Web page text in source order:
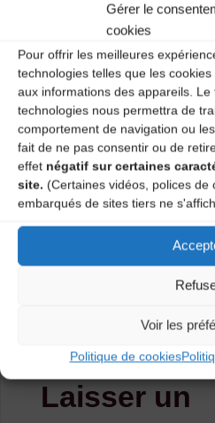
Gérer le
cookies
Pour offrir les meilleures
technologies telles que les
aux informations des appareils.
technologies nous permettra de
comportement de navigation ou
fait de ne pas consentir ou de
effet négatif sur certaines
site. (Certaines vidéos, polices
embarqués de sites tiers ne
Voir les
Politique de cookies
Catégories
Cours de danses
Concert musiques
Laisser un